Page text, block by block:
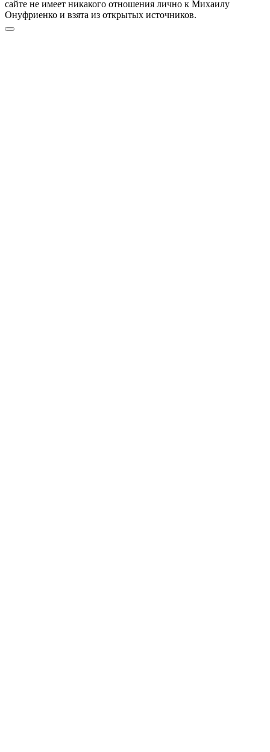
сайте не имеет никакого отношения лично к Михаилу
Онуфриенко и взята из открытых источников.